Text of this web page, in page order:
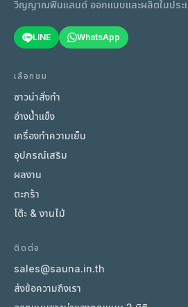
วิญญาณฟินแลนด์ ออกแบบและผลิตในประ
LINE WhatsApp
เลือกชม
ซาวน่าสั่งทำ
อ่างน้ำแข็ง
เครื่องทำความเย็น
อุปกรณ์เสริม
ผลงาน
ตะกร้า
โต๊ะ & งานไม้
ติดต่อ
sales@sauna.in.th
ส่งข้อความถึงเรา